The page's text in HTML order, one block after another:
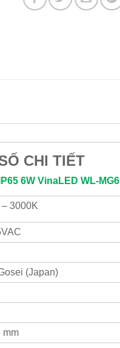
CHI TIẾT
6W VinaLED WL-MG6
3000K
(Japan)
mm